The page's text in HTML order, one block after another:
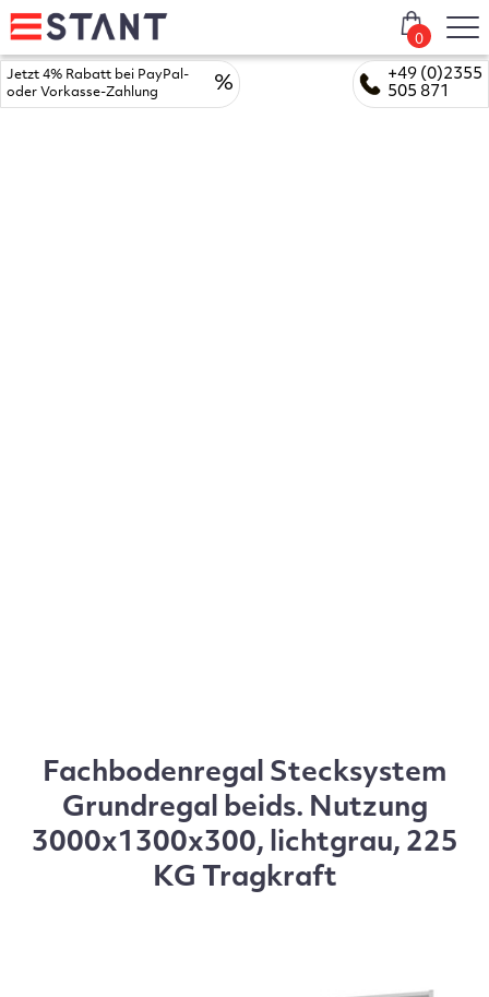
+49 (0)2355
505 871
Jetzt 4% Rabatt bei PayPal-
oder Vorkasse-Zahlung
%
0
Fachbodenregal Stecksystem
Grundregal beids. Nutzung
3000x1300x300, lichtgrau, 225
KG Tragkraft